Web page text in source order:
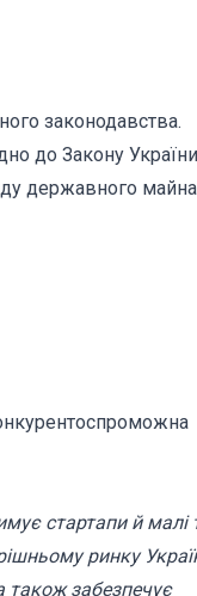
законодавства.
до Закону
державного майна
стартапи й малі
ринку
також забезпечує